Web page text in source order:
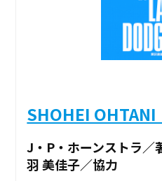
SHOHEI
J・P・ホーンストラ
羽 美佳子／協力